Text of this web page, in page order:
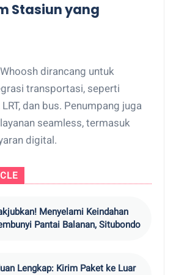
Stasiun yang
dirancang untuk
transportasi, seperti
dan bus. Penumpang juga
seamless, termasuk
digital.
Menyelami Keindahan
Pantai Balanan, Situbondo
Lengkap: Kirim Paket ke Luar